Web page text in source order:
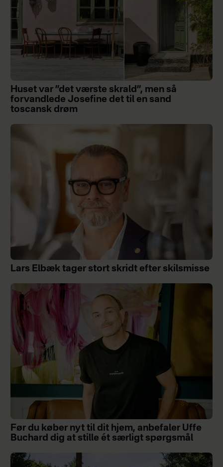
Huset var ”det værste skrald”, men så
forvandlede Josefine det til en sand
toscansk drøm
Lars Elbæk tager stort skridt efter skilsmisse
Før du køber nyt til dit hjem, anbefaler Uffe
Buchard dig at stille ét særligt spørgsmål